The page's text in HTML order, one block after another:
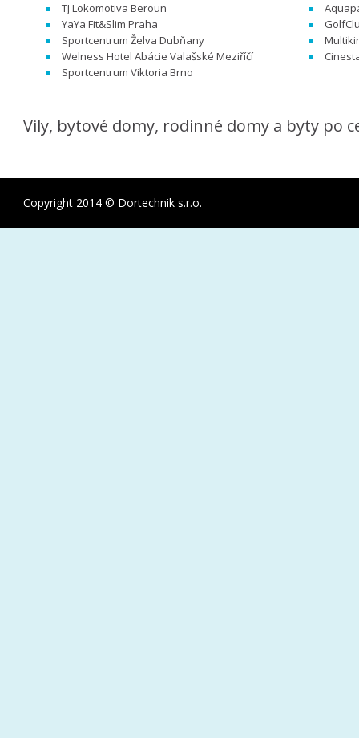
TJ Lokomotiva Beroun
YaYa Fit&Slim Praha
Sportcentrum Želva Dubňany
Welness Hotel Abácie Valašské Meziříčí
Sportcentrum Viktoria Brno
Vily, bytové domy, rodinné domy a byty po
Copyright 2014 © Dortechnik s.r.o.